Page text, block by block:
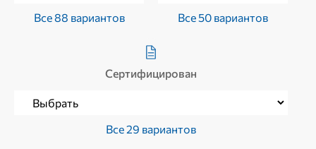
Все 88 вариантов Все 50 вариантов
Сертифицирован
Все 29 вариантов